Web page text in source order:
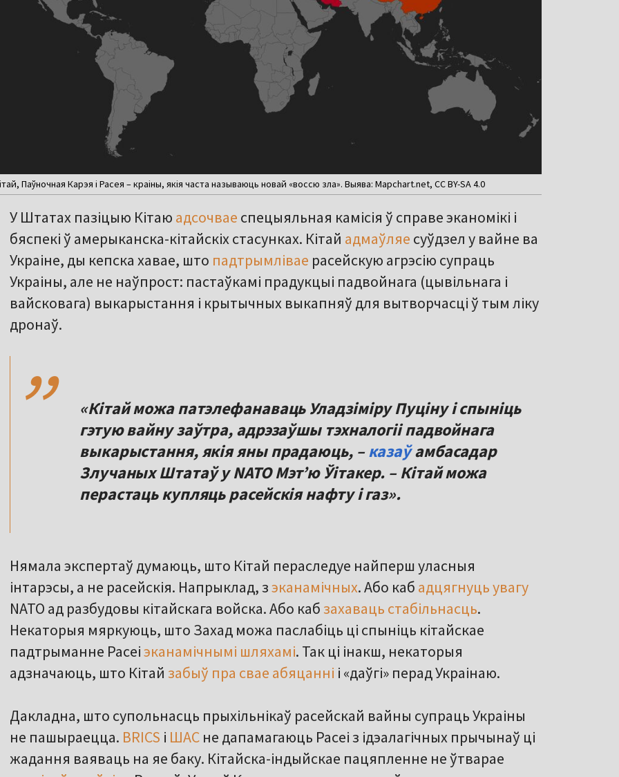
Паўночная Карэя і Расея – краіны, якія часта называюць новай «воссю зла». Выява: Mapchart.net, CC BY-SA 4.0
У Штатах пазіцыю Кітаю адсочвае спецыяльная камісія ў справе эканомікі і
бяспекі ў амерыканска-кітайскіх стасунках. Кітай адмаўляе суўдзел у вайне ва
Украіне, ды кепска хавае, што падтрымлівае расейскую агрэсію супраць
Украіны, але не наўпрост: пастаўкамі прадукцыі падвойнага (цывільнага і
вайсковага) выкарыстання і крытычных выкапняў для вытворчасці ў тым ліку
дронаў.
,, «Кітай можа патэлефанавацьУладзіміру Пуцінуі спыніць
гэтую вайну заўтра, адрэзаўшы тэхналогіі падвойнага
выкарыстання, якія яны прадаюць, –казаўамбасадар
Злучаных Штатаў у NATOМэт’ю Ўітакер. – Кітай можа
перастаць купляць расейскія нафту і газ».
Нямала экспертаў думаюць, што Кітай пераследуе найперш уласныя
інтарэсы, а не расейскія. Напрыклад, зэканамічных. Або каб адцягнуць увагу
NATO ад разбудовы кітайскага войска. Або каб захаваць стабільнасць.
Некаторыя мяркуюць, што Захад можа паслабіць ці спыніць кітайскае
падтрыманне Расеіэканамічнымі шляхамі. Так ці інакш, некаторыя
адзначаюць, што Кітай забыў пра свае абяцанні і «даўгі» перад Украінаю.
Дакладна, што супольнасць прыхільнікаў расейскай вайны супраць Украіны
не пашыраецца. BRICS і ШАС не дапамагаюць Расеі з ідэалагічных прычынаў ці
жадання ваяваць на яе баку. Кітайска-індыйскае пацяпленне не ўтварае